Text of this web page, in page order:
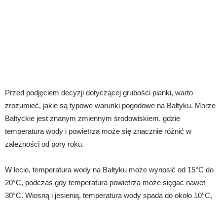
Przed podjęciem decyzji dotyczącej grubości pianki, warto
zrozumieć, jakie są typowe warunki pogodowe na Bałtyku. Morze
Bałtyckie jest znanym zmiennym środowiskiem, gdzie
temperatura wody i powietrza może się znacznie różnić w
zależności od pory roku.
W lecie, temperatura wody na Bałtyku może wynosić od 15°C do
20°C, podczas gdy temperatura powietrza może sięgać nawet
30°C. Wiosną i jesienią, temperatura wody spada do około 10°C,